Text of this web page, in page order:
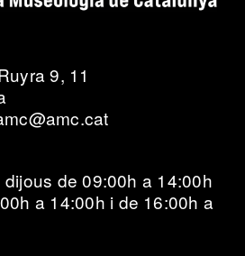
9, 11
de 09:00h a 14:00h
a 14:00h i de 16:00h a